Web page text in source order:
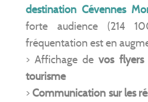
destination Cévennes
forte audience (214
fréquentation est en
> Affichage devos flyers
tourisme
>Communication sur les